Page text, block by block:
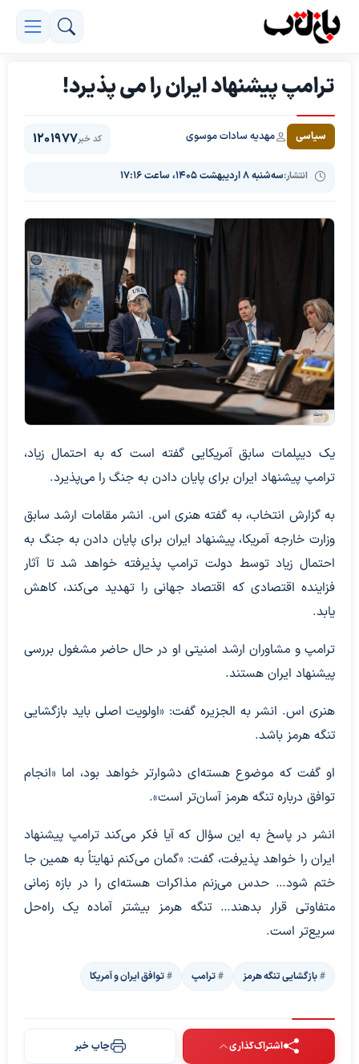
ترامپ پیشنهاد ایران را می پذیرد!
سیاسی مهدیه سادات موسوی
انتشار:سه‌شنبه ۸ اردیبهشت ۱۴۰۵، ساعت ۱۷:۱۶
کد خبر1201977
یک دیپلمات سابق آمریکایی گفته است که به احتمال زیاد،
ترامپ پیشنهاد ایران برای پایان دادن به جنگ را می‌پذیرد.
به گزارش انتخاب، به گفته هنری اس. انشر مقامات ارشد سابق
وزارت خارجه آمریکا، پیشنهاد ایران برای پایان دادن به جنگ به
احتمال زیاد توسط دولت ترامپ پذیرفته خواهد شد تا آثار
فزاینده اقتصادی که اقتصاد جهانی را تهدید می‌کند، کاهش
یابد.
ترامپ و مشاوران ارشد امنیتی او در حال حاضر مشغول بررسی
پیشنهاد ایران هستند.
هنری اس. انشر به الجزیره گفت: «اولویت اصلی باید بازگشایی
تنگه هرمز باشد.
او گفت که موضوع هسته‌ای دشوارتر خواهد بود، اما «انجام
توافق درباره تنگه هرمز آسان‌تر است».
انشر در پاسخ به این سؤال که آیا فکر می‌کند ترامپ پیشنهاد
ایران را خواهد پذیرفت، گفت: «گمان می‌کنم نهایتاً به همین جا
ختم شود… حدس می‌زنم مذاکرات هسته‌ای را در بازه زمانی
متفاوتی قرار بدهند… تنگه هرمز بیشتر آماده یک راه‌حل
سریع‌تر است.
بازگشایی تنگه هرمز ترامپ توافق ایران و آمریکا
اشتراک‌گذاری چاپ خبر